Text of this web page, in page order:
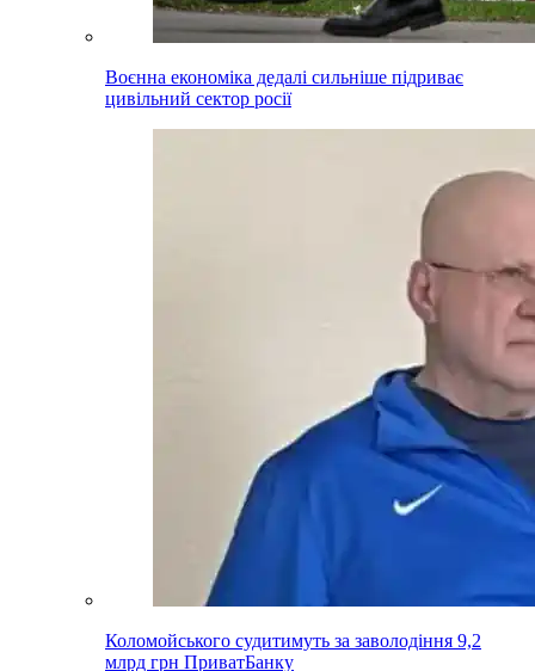
Воєнна економіка дедалі сильніше підриває
цивільний сектор росії
Коломойського судитимуть за заволодіння 9,2
млрд грн ПриватБанку